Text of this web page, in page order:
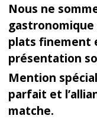
Nous ne
gastronomique
plats finement
présentation
Mention
parfait et
matche.